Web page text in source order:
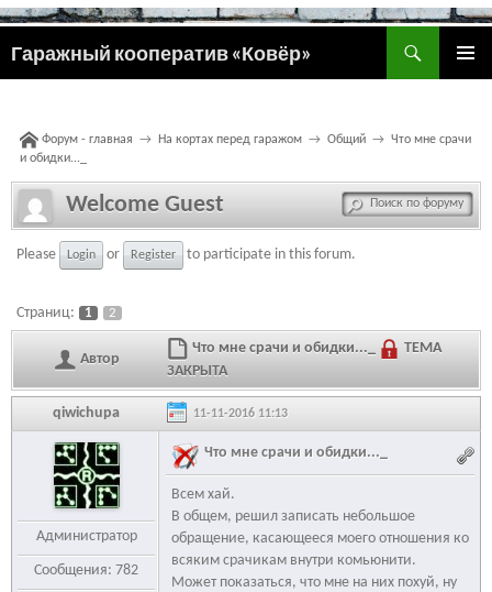
Гаражный кооператив «Ковёр»
ПЕРЕЙТИ
Форум - главная → На кортах перед гаражом → Общий → Что мне срачи
и обидки..._
Welcome Guest
Please Login or Register to participate in this forum.
Страниц: 1 2
Автор
Что мне срачи и обидки..._
ТЕМА
ЗАКРЫТА
qiwichupa 11-11-2016 11:13
Администратор
Сообщения: 782
Что мне срачи и обидки..._
Всем хай.
В общем, решил записать небольшое
обращение, касающееся моего отношения ко
всяким срачикам внутри комьюнити.
Может показаться, что мне на них похуй, ну